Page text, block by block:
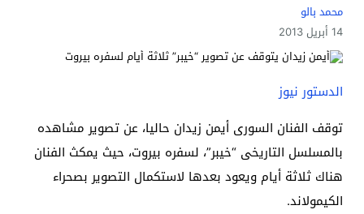
محمد بالو
14 أبريل 2013
الدستور نيوز
توقف الفنان السورى أيمن زيدان حاليا، عن تصوير مشاهده
بالمسلسل التاريخى “خيبر”، لسفره بيروت، حيث يمكث الفنان
هناك ثلاثة أيام ويعود بعدها لاستكمال التصوير بصحراء
الكيمولاند.